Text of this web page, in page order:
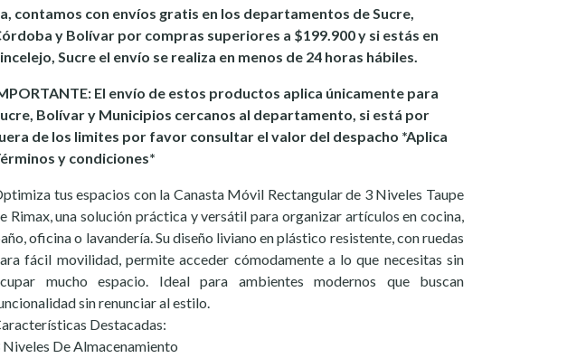
contamos con envíos gratis en los departamentos de Sucre,
y Bolívar por compras superiores a $199.900 y si estás en
Sucre el envío se realiza en menos de 24 horas hábiles.
El envío de estos productos aplica únicamente para
Bolívar y Municipios cercanos al departamento, si está por
de los limites por favor consultar el valor del despacho *Aplica
y condiciones*
tus espacios con la Canasta Móvil Rectangular de 3 Niveles Taupe
Rimax, una solución práctica y versátil para organizar artículos en cocina,
oficina o lavandería. Su diseño liviano en plástico resistente, con ruedas
fácil movilidad, permite acceder cómodamente a lo que necesitas sin
mucho espacio. Ideal para ambientes modernos que buscan
sin renunciar al estilo.
Destacadas:
Niveles De Almacenamiento